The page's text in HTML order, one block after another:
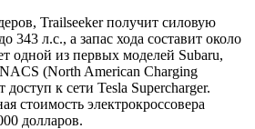
Trailseeker получит силовую
343 л.с., а запас хода составит около
одной из первых моделей Subaru,
(North American Charging
доступ к сети Tesla Supercharger.
стоимость электрокроссовера
долларов.